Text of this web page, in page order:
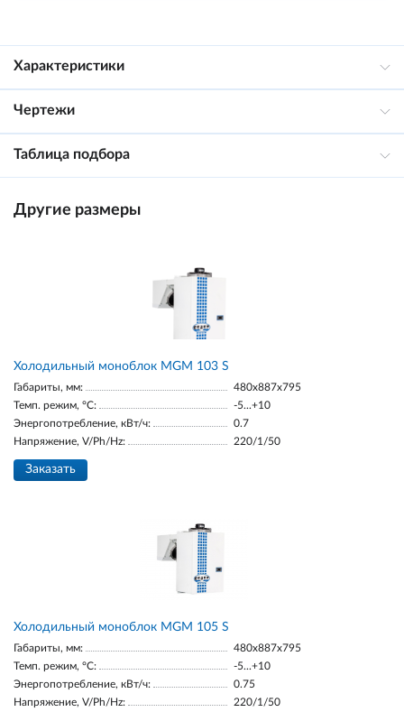
Характеристики
Чертежи
Таблица подбора
Другие размеры
Холодильный моноблок MGM 103 S
Габариты, мм:
480x887x795
Темп. режим, °С:
-5...+10
Энергопотребление, кВт/ч:
0.7
Напряжение, V/Ph/Hz:
220/1/50
Заказать
Холодильный моноблок MGM 105 S
Габариты, мм:
480x887x795
Темп. режим, °С:
-5...+10
Энергопотребление, кВт/ч:
0.75
Напряжение, V/Ph/Hz:
220/1/50